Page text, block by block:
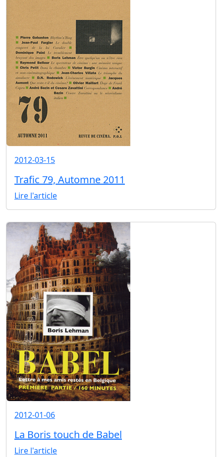
2012-03-15
Trafic 79, Automne 2011
Lire l'article
2012-01-06
La Boris touch de Babel
Lire l'article